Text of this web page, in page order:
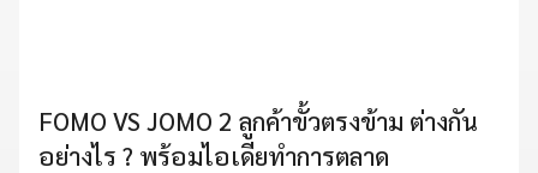
FOMO VS JOMO 2 ลูกค้าขั้วตรงข้าม ต่างกัน
อย่างไร ? พร้อมไอเดียทำการตลาด